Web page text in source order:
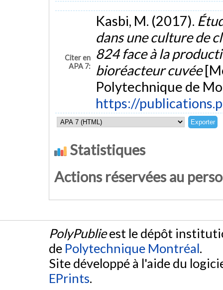
Citer en
APA 7:
Kasbi, M. (2017).
dans une culture de
824 face à la
bioréacteur cuvée
Polytechnique de
https://
Statistiques
Actions réservées au
PolyPublieest le dépôt
de Polytechnique Montréal.
Site développé à l'aide du
EPrints.